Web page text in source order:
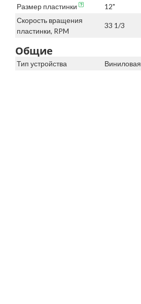
Размер пластинки
12"
Скорость вращения
пластинки, RPM
33 1/3
Общие
Тип устройства